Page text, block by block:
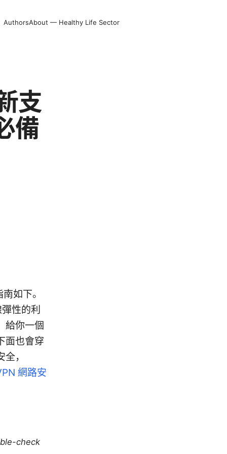
AuthorsAbout — Healthy Life Sector
支
備
如下。
性的利
給你一個
面也會穿
，
網路安
check